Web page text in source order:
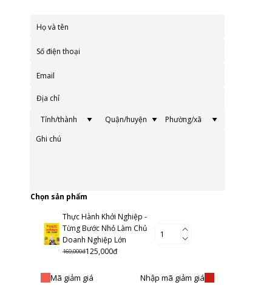
Chọn sản phẩm
Thực Hành Khởi Nghiệp -
Từng Bước Nhỏ Làm Chủ
Doanh Nghiệp Lớn
169,000đ125,000đ
Mã giảm giá Nhập mã giảm giá